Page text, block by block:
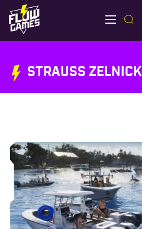
STRAUSS ZELNICK